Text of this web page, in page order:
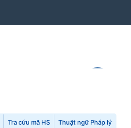
Tra cứu mã HS Thuật ngữ Pháp lý